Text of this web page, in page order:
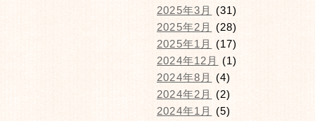
2025年3月
(31)
2025年2月
(28)
2025年1月
(17)
2024年12月
(1)
2024年8月
(4)
2024年2月
(2)
2024年1月
(5)